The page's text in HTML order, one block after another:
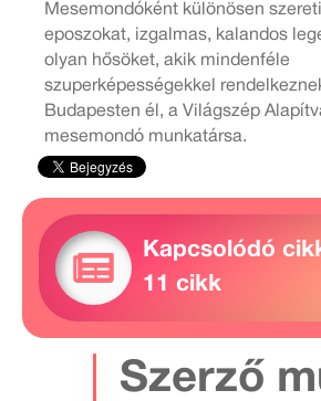
Mesemondóként különösen
eposzokat, izgalmas, kalandos
olyan hősöket, akik mindenféle
szuperképességekkel
Budapesten él, a Világszép
mesemondó munkatársa.
Kapcsolódó
11 cikk
Szerző